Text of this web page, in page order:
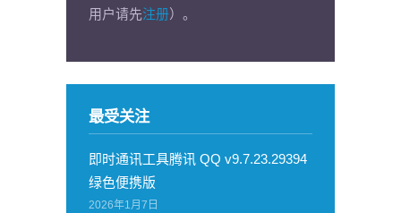
用户请先注册）。
最受关注
即时通讯工具腾讯 QQ v9.7.23.29394
绿色便携版
2026年1月7日